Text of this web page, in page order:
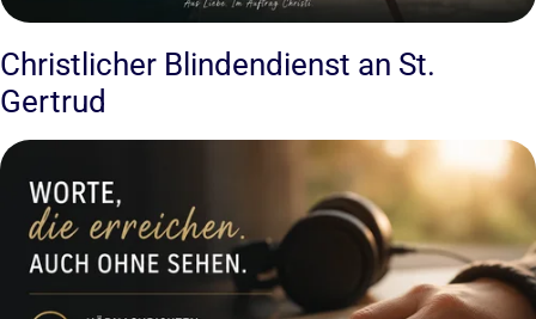
Christlicher Blindendienst an St.
Gertrud